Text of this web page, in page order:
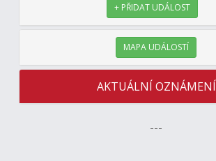
+ PŘIDAT UDÁLOST
MAPA UDÁLOSTÍ
AKTUÁLNÍ OZNÁMENÍ
---